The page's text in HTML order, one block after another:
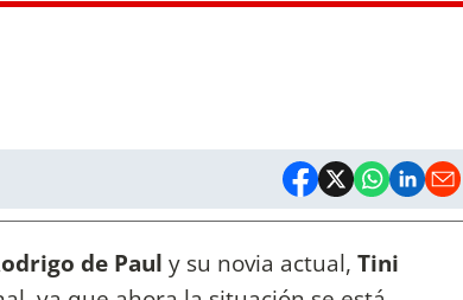
de Paul y su novia actual, Tini